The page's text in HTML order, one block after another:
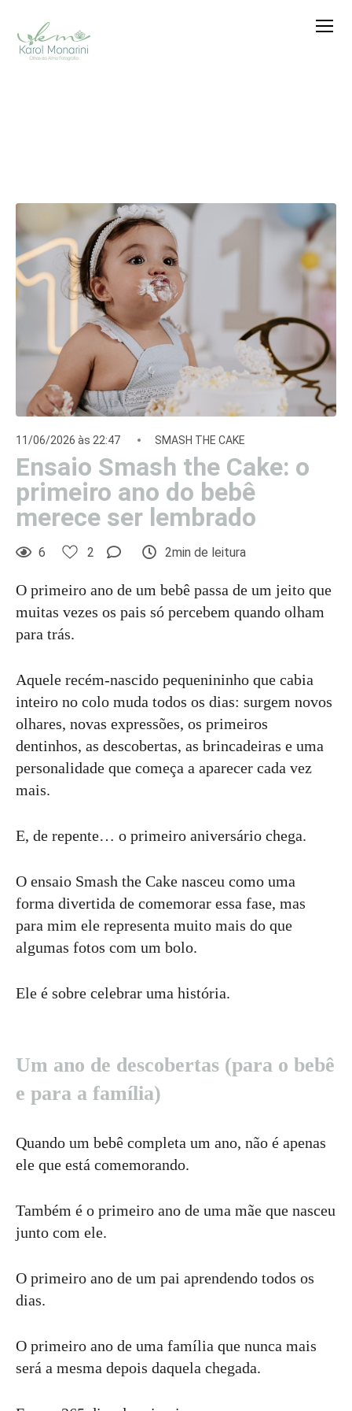
11/06/2026 às 22:47 SMASH THE CAKE
Ensaio Smash the Cake: o
primeiro ano do bebê
merece ser lembrado
6 2 2min de leitura
O primeiro ano de um bebê passa de um jeito que
muitas vezes os pais só percebem quando olham
para trás.
Aquele recém-nascido pequenininho que cabia
inteiro no colo muda todos os dias: surgem novos
olhares, novas expressões, os primeiros
dentinhos, as descobertas, as brincadeiras e uma
personalidade que começa a aparecer cada vez
mais.
E, de repente… o primeiro aniversário chega.
O ensaio Smash the Cake nasceu como uma
forma divertida de comemorar essa fase, mas
para mim ele representa muito mais do que
algumas fotos com um bolo.
Ele é sobre celebrar uma história.
Um ano de descobertas (para o bebê
e para a família)
Quando um bebê completa um ano, não é apenas
ele que está comemorando.
Também é o primeiro ano de uma mãe que nasceu
junto com ele.
O primeiro ano de um pai aprendendo todos os
dias.
O primeiro ano de uma família que nunca mais
será a mesma depois daquela chegada.